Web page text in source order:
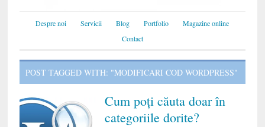
Despre noi Servicii Blog Portfolio
Magazine online
Contact
POST TAGGED WITH: "MODIFICARI COD WORDPRESS"
Cum poți căuta doar în
categoriile dorite?